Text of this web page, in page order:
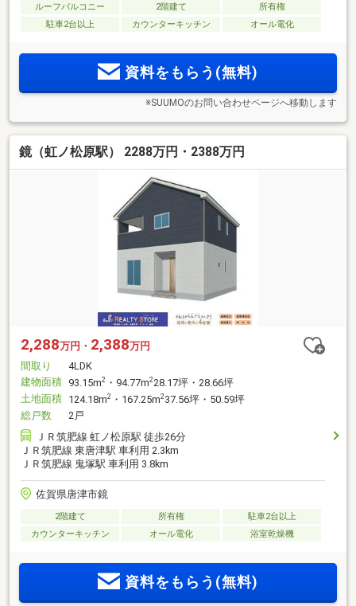
ルーフバルコニー 2階建て
所有権
駐車2台以上
カウンターキッチン オール電化
資料をもらう(無料)
※SUUMOのお問い合わせページへ移動します
鏡（虹ノ松原駅） 2288万円・2388万円
2,288万円・ 2,388万円
間取り
4LDK
建物面積 93.15m2 ・94.77m228.17坪・28.66坪
土地面積 124.18m2 ・167.25m2 37.56坪・50.59坪
総戸数
2戸
ＪＲ筑肥線 虹ノ松原駅 徒歩26分
ＪＲ筑肥線 東唐津駅 車利用 2.3km
ＪＲ筑肥線 鬼塚駅 車利用 3.8km
佐賀県唐津市鏡
2階建て 所有権
駐車2台以上
カウンターキッチン
オール電化 浴室乾燥機
資料をもらう(無料)